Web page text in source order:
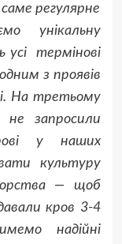
регулярне
унікальну
усі термінові
з проявів
На третьому
запросили
у наших
культуру
— щоб
кров 3-4
надійні